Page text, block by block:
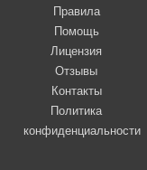
Правила
Помощь
Лицензия
Отзывы
Контакты
Политика
конфиденциальности